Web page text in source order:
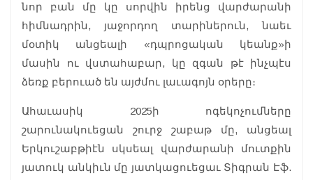
նոր բան մը կը սորվին իրենց վարժարանի
հիմնադրին, յաջորդող տարիներուն, նաեւ
մօտիկ անցեալի «դպրոցական կեանք»ի
մասին ու վստահաբար, կը զգան թէ ինչպէս
ձեռք բերուած են այժմու լաւագոյն օրերը։
Ահաւասիկ 2025ի ոգեկոչումները
շարունակուեցան շուրջ շաբաթ մը, անցեալ
Երկուշաբթիէն սկսեալ վարժարանի մուտքին
յատուկ անկիւն մը յատկացուեցաւ Տիգրան Էֆ.